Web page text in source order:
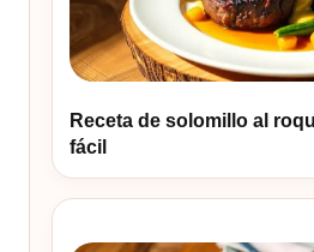
Receta de solomillo al
fácil